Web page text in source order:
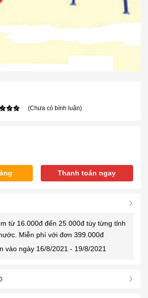
(Chưa có bình luận)
Thanh toán ngay
từ 16.000đ đến 25.000đ tùy từng tỉnh
Miễn phí với đơn 399.000đ
vào ngày 16/8/2021 - 19/8/2021